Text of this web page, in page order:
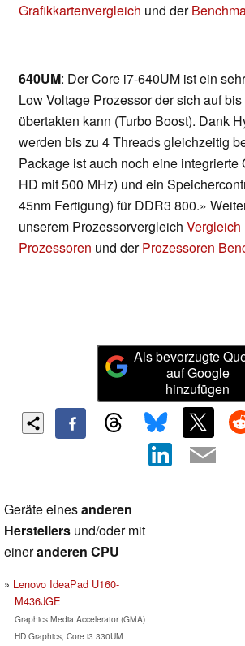
Grafikkartenvergleich und der
640UM: Der Core i7-640UM ist ein
Low Voltage Prozessor der sich auf
übertakten kann (Turbo Boost). Dank
werden bis zu 4 Threads gleichzeitig
Package ist auch noch eine integrierte
HD mit 500 MHz) und ein
45nm Fertigung) für DDR3 800.»
unserem Prozessorvergleich Vergleich
Prozessoren und derProzessoren
Als bevorzugte
auf Google
hinzufügen
Geräte einesanderen
Herstellers und/oder mit
eineranderen CPU
Lenovo IdeaPad U160-
M436JGE
Graphics Media Accelerator (GMA)
HD Graphics, Core i3 330UM